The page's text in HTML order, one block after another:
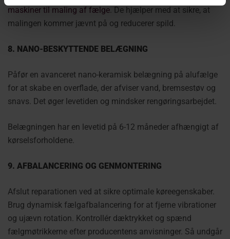
maskiner til maling af fælge. De hjælper med at sikre, at
malingen kommer jævnt på og reducerer spild.
8. NANO-BESKYTTENDE BELÆGNING
Påfør en avanceret nano-keramisk belægning på alufælge
for at skabe en overflade, der afviser vand, bremsestøv og
snavs. Det øger levetiden og mindsker rengøringsarbejdet.
Belægningen har en levetid på 6-12 måneder afhængigt af
kørselsforholdene.
9. AFBALANCERING OG GENMONTERING
Afslut reparationen ved at sikre optimale køreegenskaber.
Brug dynamisk fælgafbalancering for at fjerne vibrationer
og ujævn rotation. Kontrollér dæktrykket og spænd
fælgmøtrikkerne efter producentens anvisninger. Så undgår